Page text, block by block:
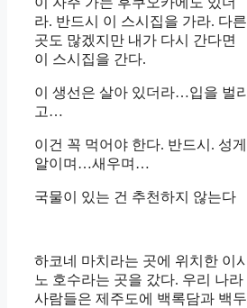
라. 반드시 이 스시집을 가라. 다른
곳도 많겠지만 내가 다시 간다면
이 스시집을 간다.
이 생선은 살아 있더라…입을 벌리
고…
이건 꼭 먹어야 한다. 반드시. 성게
알이며…새우며…
국물이 있는 건 추천하지 않는다
하코네 마치라는 곳에 위치한 이시
노 호수라는 곳을 갔다. 우리 나라
사람들은 제주도에 백록담과 백두